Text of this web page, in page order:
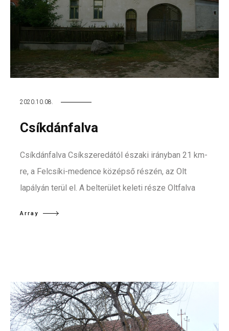
2020.10.08.
Csíkdánfalva
Csíkdánfalva Csíkszeredától északi irányban 21 km-
re, a Felcsíki-medence középső részén, az Olt
lapályán terül el. A belterület keleti része Oltfalva
Array